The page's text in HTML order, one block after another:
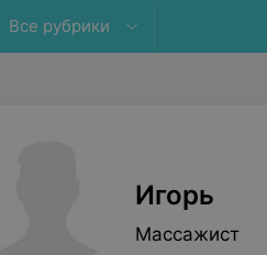
Все рубрики
Игорь
Массажист